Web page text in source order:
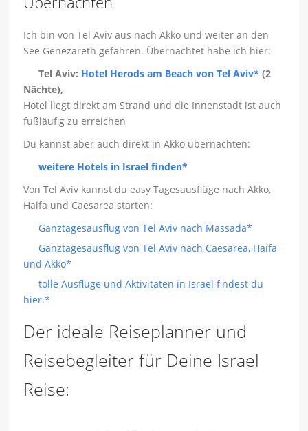
Ich bin von Tel Aviv aus nach Akko und weiter an den
See Genezareth gefahren. Übernachtet habe ich hier:
Tel Aviv: Hotel Herods am Beach von Tel Aviv* (2
Nächte),
Hotel liegt direkt am Strand und die Innenstadt ist auch
fußläufig zu erreichen
Du kannst aber auch direkt in Akko übernachten:
weitere Hotels in Israel finden*
Von Tel Aviv kannst du easy Tagesausflüge nach Akko,
Haifa und Caesarea starten:
Ganztagesausflug von Tel Aviv nach Massada*
Ganztagesausflug von Tel Aviv nach Caesarea, Haifa
und Akko*
tolle Ausflüge und Aktivitäten in Israel findest du
hier.*
Der ideale Reiseplanner und
Reisebegleiter für Deine Israel
Reise: